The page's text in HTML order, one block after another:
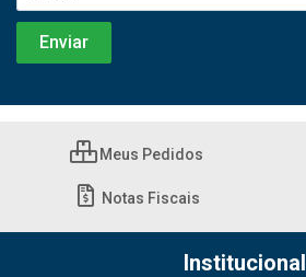
Meus Pedidos
Notas Fiscais
Institucional